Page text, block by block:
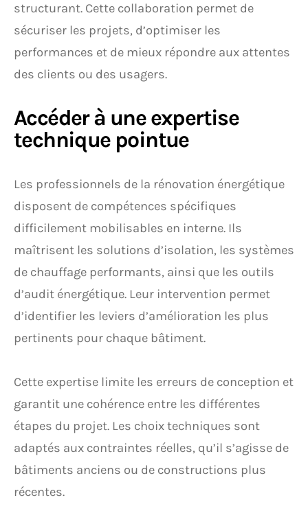
structurant. Cette collaboration permet de
sécuriser les projets, d’optimiser les
performances et de mieux répondre aux attentes
des clients ou des usagers.
Accéder à une expertise
technique pointue
Les professionnels de la rénovation énergétique
disposent de compétences spécifiques
difficilement mobilisables en interne. Ils
maîtrisent les solutions d’isolation, les systèmes
de chauffage performants, ainsi que les outils
d’audit énergétique. Leur intervention permet
d’identifier les leviers d’amélioration les plus
pertinents pour chaque bâtiment.
Cette expertise limite les erreurs de conception et
garantit une cohérence entre les différentes
étapes du projet. Les choix techniques sont
adaptés aux contraintes réelles, qu’il s’agisse de
bâtiments anciens ou de constructions plus
récentes.